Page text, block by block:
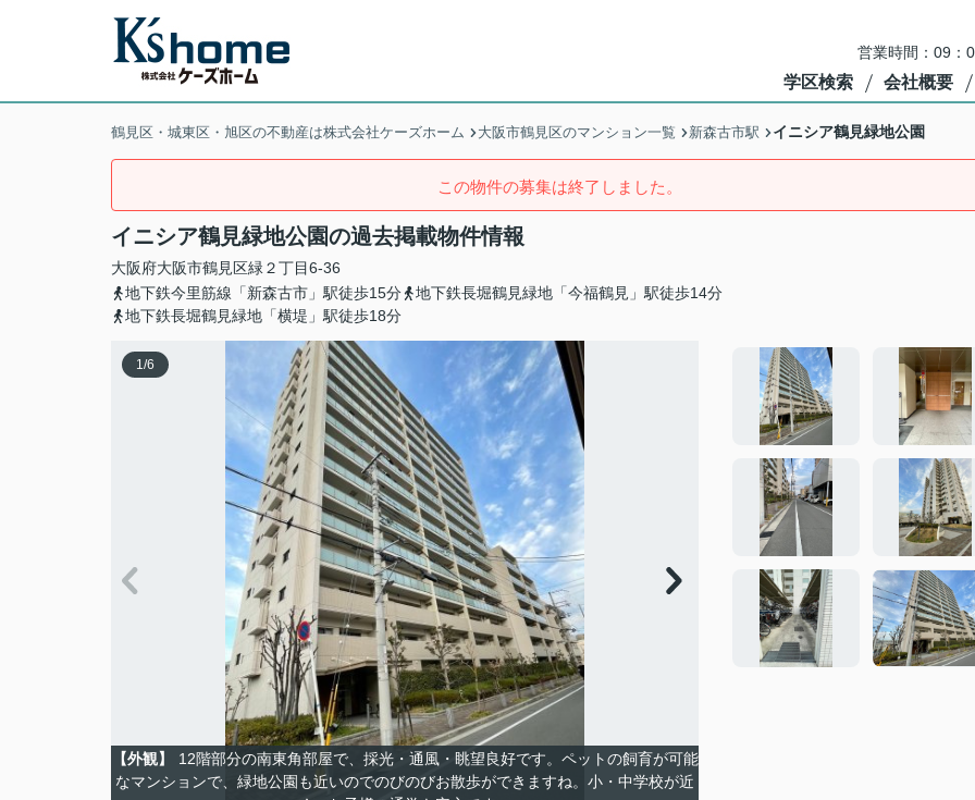
営業時間：09：
学区検索 会社概要
鶴見区・城東区・旭区の不動産は株式会社ケーズホーム 大阪市鶴見区のマンション一覧 新森古市駅 イニシア鶴見緑地公園
この物件の募集は終了しました。
イニシア鶴見緑地公園の過去掲載物件情報
大阪府大阪市鶴見区緑 ２丁目6-36
地下鉄今里筋線「新森古市」駅徒歩15分
地下鉄長堀鶴見緑地「今福鶴見」駅徒歩14分
地下鉄長堀鶴見緑地「横堤」駅徒歩18分
1/6
【外観】
12階部分の南東角部屋で、採光・通風・眺望良好です。ペットの飼育が可能
なマンションで、緑地公園も近いのでのびのびお散歩ができますね。小・中学校が近